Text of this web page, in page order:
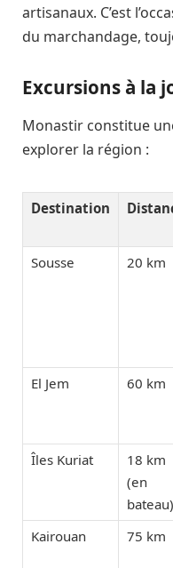
artisanaux. C’est
du marchandage,
Excursions à la
Monastir constitue
explorer la région :
Destination
Sousse
20 km
El Jem 60 km
Îles Kuriat
18 km
(en
bateau)
Kairouan 75 km